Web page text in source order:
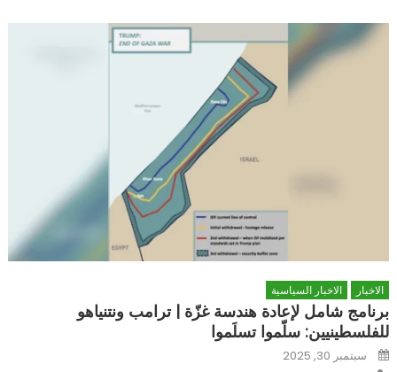
الاخبار الاخبار السياسية
برنامج شامل لإعادة هندسة غزّة | ترامب ونتنياهو
للفلسطينيين: سلّموا تسلَموا
Posted
onسبتمبر 30, 2025